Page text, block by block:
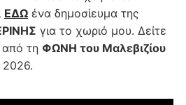
ΕΔΩένα δημοσίευμα της
για το χωριό μου. Δείτε
τη ΦΩΝΗ του Μαλεβιζίου
2026.